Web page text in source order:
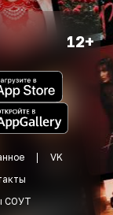
12+
VK
СОУТ